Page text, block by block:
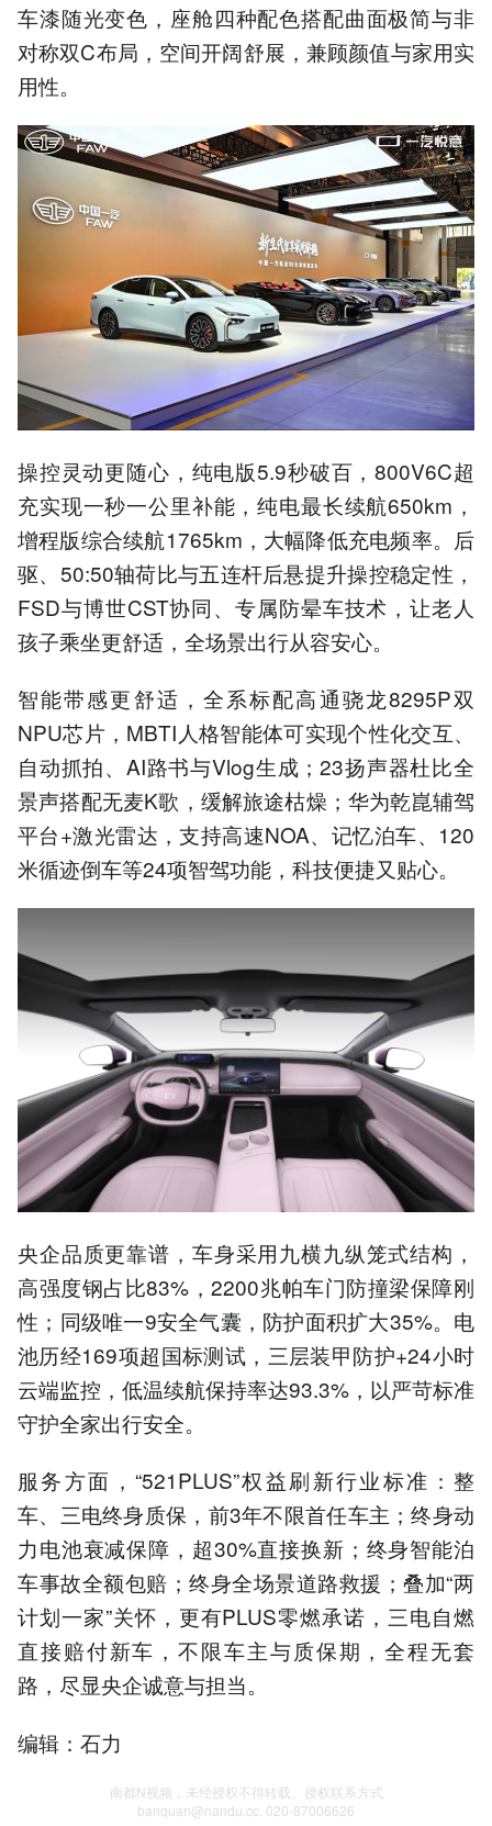
车漆随光变色，座舱四种配色搭配曲面极简与非
对称双C布局，空间开阔舒展，兼顾颜值与家用实
用性。
操控灵动更随心，纯电版5.9秒破百，800V6C超
充实现一秒一公里补能，纯电最长续航650km，
增程版综合续航1765km，大幅降低充电频率。后
驱、50:50轴荷比与五连杆后悬提升操控稳定性，
FSD与博世CST协同、专属防晕车技术，让老人
孩子乘坐更舒适，全场景出行从容安心。
智能带感更舒适，全系标配高通骁龙8295P双
NPU芯片，MBTI人格智能体可实现个性化交互、
自动抓拍、AI路书与Vlog生成；23扬声器杜比全
景声搭配无麦K歌，缓解旅途枯燥；华为乾崑辅驾
平台+激光雷达，支持高速NOA、记忆泊车、120
米循迹倒车等24项智驾功能，科技便捷又贴心。
央企品质更靠谱，车身采用九横九纵笼式结构，
高强度钢占比83%，2200兆帕车门防撞梁保障刚
性；同级唯一9安全气囊，防护面积扩大35%。电
池历经169项超国标测试，三层装甲防护+24小时
云端监控，低温续航保持率达93.3%，以严苛标准
守护全家出行安全。
服务方面，“521PLUS”权益刷新行业标准：整
车、三电终身质保，前3年不限首任车主；终身动
力电池衰减保障，超30%直接换新；终身智能泊
车事故全额包赔；终身全场景道路救援；叠加“两
计划一家”关怀，更有PLUS零燃承诺，三电自燃
直接赔付新车，不限车主与质保期，全程无套
路，尽显央企诚意与担当。
编辑：石力
南都N视频，未经授权不得转载、授权联系方式
banquan@nandu.cc. 020-87006626